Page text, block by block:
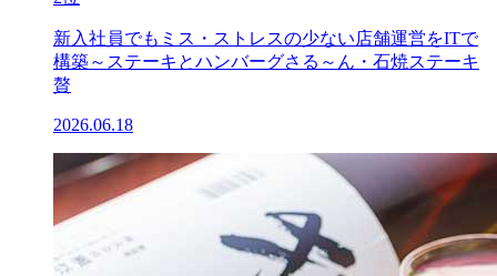
新入社員でもミス・ストレスの少ない店舗運営をITで
構築～ステーキとハンバーグさる～ん・石焼ステーキ
贅
2026.06.18